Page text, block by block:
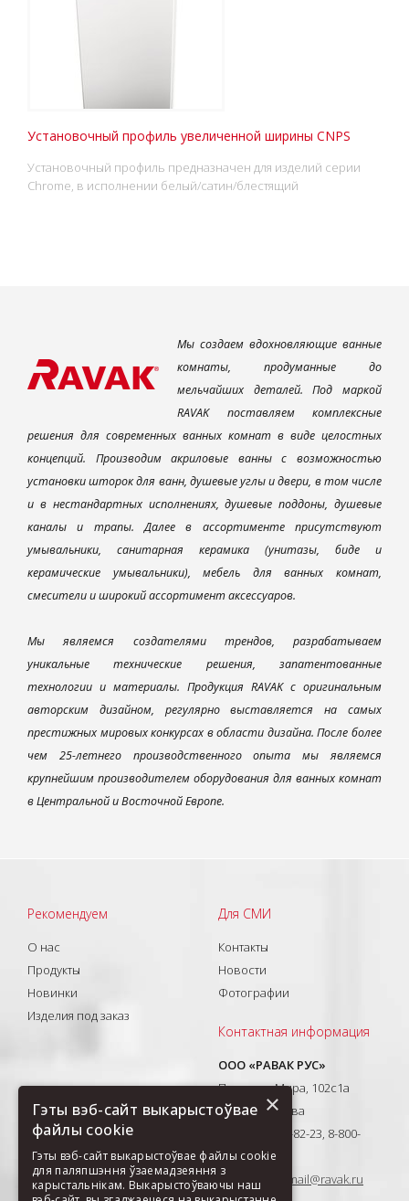
Установочный профиль увеличенной ширины CNPS
Установочный профиль предназначен для изделий серии
Chrome, в исполнении белый/сатин/блестящий
Мы создаем вдохновляющие ванные
комнаты, продуманные до
мельчайших деталей. Под маркой
RAVAK поставляем комплексные
решения для современных ванных комнат в виде целостных
концепций. Производим акриловые ванны с возможностью
установки шторок для ванн, душевые углы и двери, в том числе
и в нестандартных исполнениях, душевые поддоны, душевые
каналы и трапы. Далее в ассортименте присутствуют
умывальники, санитарная керамика (унитазы, биде и
керамические умывальники), мебель для ванных комнат,
смесители и широкий ассортимент аксессуаров.
Мы являемся создателями трендов, разрабатываем
уникальные технические решения, запатентованные
технологии и материалы. Продукция RAVAK с оригинальным
авторским дизайном, регулярно выставляется на самых
престижных мировых конкурсах в области дизайна. После более
чем 25-летнего производственного опыта мы являемся
крупнейшим производителем оборудования для ванных комнат
в Центральной и Восточной Европе.
Рекомендуем
О нас
Продукты
Новинки
Изделия под заказ
Для СМИ
Контакты
Новости
Фотографии
Контактная информация
ООО «РАВАК РУС»
Проспект Мира, 102с1а
129626, Москва
T: +7(495) 710-82-23, 8-800-
333-41-51
E-mail:ravak-mail@ravak.ru
×
Гэты вэб-сайт выкарыстоўвае
файлы cookie
Гэты вэб-сайт выкарыстоўвае файлы cookie
для паляпшэння ўзаемадзеяння з
карыстальнікам. Выкарыстоўваючы наш